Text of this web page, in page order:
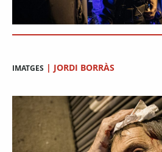
IMATGES | JORDI BORRÀS